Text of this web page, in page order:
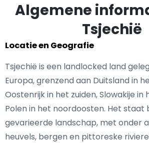
Algemene
Tsjechië
Locatie en Geografie
Tsjechië is een landlocked land
Europa, grenzend aan Duitsland in
Oostenrijk in het zuiden, Slowakije in
Polen in het noordoosten. Het staat
gevarieerde landschap, met onder
heuvels, bergen en pittoreske